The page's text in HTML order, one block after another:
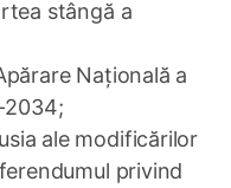
stângă a
Națională a
2034;
ale modificărilor
privind